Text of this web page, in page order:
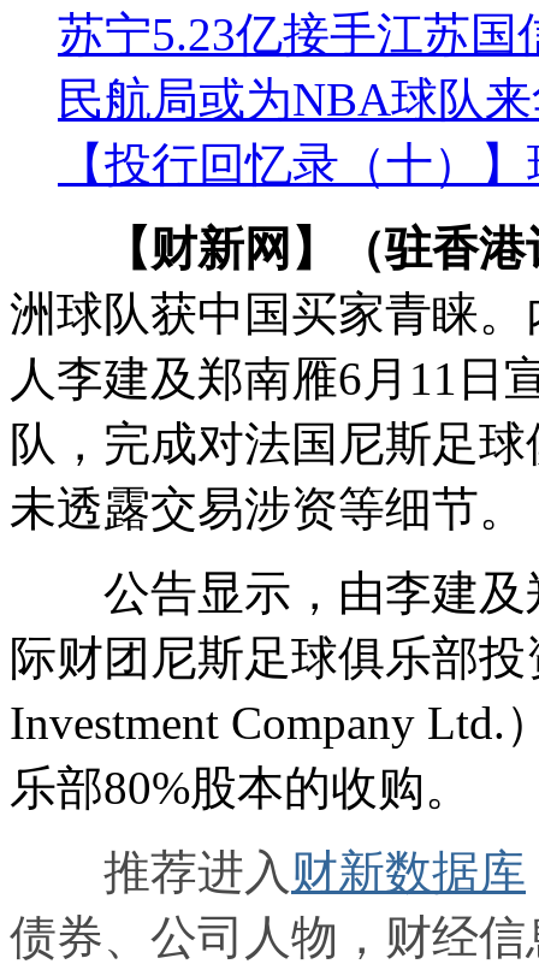
苏宁5.23亿接手江苏国
民航局或为NBA球队
【投行回忆录（十）
【财新网】（驻香
洲球队获中国买家青睐
人李建及郑南雁6月11日
队，完成对法国尼斯足
未透露交易涉资等细节。
公告显示，由李建及
际财团尼斯足球俱乐部
Investment Company
乐部80%股本的收购。
推荐进入 财新数据库
债券、公司人物，财经